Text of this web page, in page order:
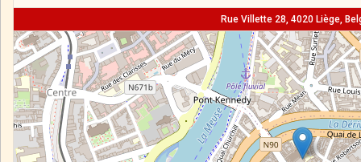
Rue Villette 28, 4020 Liège,